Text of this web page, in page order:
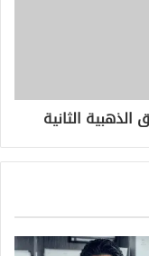
الثانية